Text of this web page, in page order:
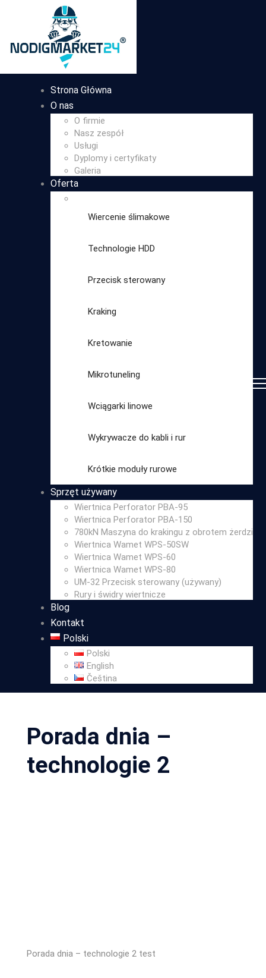
Strona Główna
O nas
O firmie
Nasz zespół
Usługi
Dyplomy i certyfikaty
Galeria
Oferta
Wiercenie ślimakowe
Technologie HDD
Przecisk sterowany
Kraking
Kretowanie
Mikrotuneling
Wciągarki linowe
Wykrywacze do kabli i rur
Krótkie moduły rurowe
kategorię
Sprzęt używany
Wiertnica Perforator PBA-95
Wiertnica Perforator PBA-150
780kN Maszyna do krakingu z obrotem żerdzi
Wiertnica Wamet WPS-50SW
Wiertnica Wamet WPS-60
Wiertnica Wamet WPS-80
UM-32 Przecisk sterowany (używany)
Rury i świdry wiertnicze
Blog
Kontakt
Polski
Polski
English
Čeština
Porada dnia –
technologie 2
Porada dnia – technologie 2 test